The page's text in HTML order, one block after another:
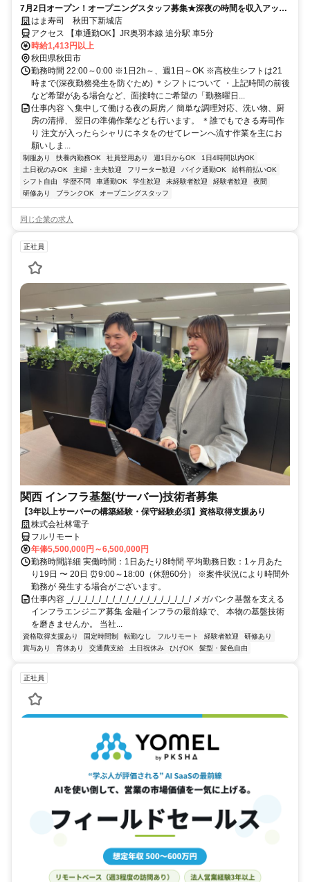
7月2日オープン！オープニングスタッフ募集★深夜の時間を収入アップ
に！フリーター多数活躍中♪高収入を目指せる環境です！
はま寿司 秋田下新城店
アクセス 【車通勤OK】JR奥羽本線 追分駅 車5分
時給1,413円以上
秋田県秋田市
勤務時間 22:00～0:00 ※1日2h～、週1日～OK ※高校生シフトは21
時まで(深夜勤務発生を防ぐため) ＊シフトについて ・上記時間の前後
など希望がある場合など、面接時にご希望の「勤務曜日...
仕事内容 ＼集中して働ける夜の厨房／ 簡単な調理対応、洗い物、厨
房の清掃、 翌日の準備作業なども行います。 ＊誰でもできる寿司作
り 注文が入ったらシャリにネタをのせてレーンへ流す作業を主にお
願いしま...
制服あり 扶養内勤務OK 社員登用あり 週1日からOK
1日4時間以内OK
土日祝のみOK
主婦・主夫歓迎 フリーター歓迎 バイク通勤OK
給料前払いOK
シフト自由
学歴不問 車通勤OK 学生歓迎 未経験者歓迎 経験者歓迎
夜間
研修あり
ブランクOK オープニングスタッフ
同じ企業の求人
正社員
関西 インフラ基盤(サーバー)技術者募集
【3年以上サーバーの構築経験・保守経験必須】資格取得支援あり
株式会社林電子
フルリモート
年俸5,500,000円～6,500,000円
勤務時間詳細 実働時間：1日あたり8時間 平均勤務日数：1ヶ月あた
り19日 〜 20日 ⏰9:00～18:00（休憩60分） ※案件状況により時間外
勤務が 発生する場合がございます。
仕事内容 _/_/_/_/_/_/_/_/_/_/_/_/_/_/_/_/_/_/ メガバンク基盤を支える
インフラエンジニア募集 金融インフラの最前線で、 本物の基盤技術
を磨きませんか。 当社...
資格取得支援あり 固定時間制 転勤なし フルリモート 経験者歓迎
研修あり
賞与あり
育休あり 交通費支給 土日祝休み ひげOK 髪型・髪色自由
正社員